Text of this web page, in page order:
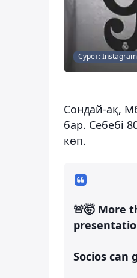
Сурет:
Сондай-ақ,
бар. Себебі
көп.
🚨🤯 More
Socios